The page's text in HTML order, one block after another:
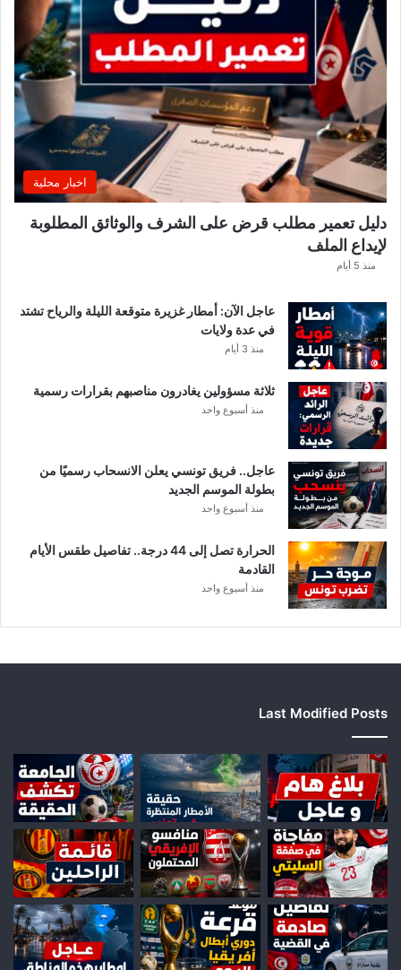
اخبار محلية
دليل تعمير مطلب قرض على الشرف والوثائق المطلوبة
لإيداع الملف
منذ 5 أيام
عاجل الآن: أمطار غزيرة متوقعة الليلة والرياح تشتد
في عدة ولايات
منذ 3 أيام
ثلاثة مسؤولين يغادرون مناصبهم بقرارات رسمية
منذ أسبوع واحد
عاجل.. فريق تونسي يعلن الانسحاب رسميًا من
بطولة الموسم الجديد
منذ أسبوع واحد
الحرارة تصل إلى 44 درجة.. تفاصيل طقس الأيام
القادمة
منذ أسبوع واحد
Last Modified Posts